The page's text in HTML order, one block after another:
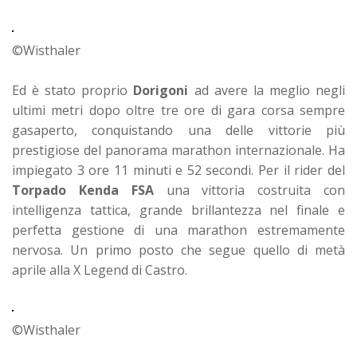
©Wisthaler
Ed è stato proprio Dorigoni ad avere la meglio negli
ultimi metri dopo oltre tre ore di gara corsa sempre
gasaperto, conquistando una delle vittorie più
prestigiose del panorama marathon internazionale. Ha
impiegato 3 ore 11 minuti e 52 secondi. Per il rider del
Torpado Kenda FSAuna vittoria costruita con
intelligenza tattica, grande brillantezza nel finale e
perfetta gestione di una marathon estremamente
nervosa. Un primo posto che segue quello di metà
aprile alla X Legend di Castro.
©Wisthaler